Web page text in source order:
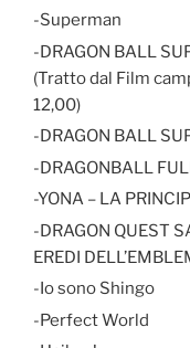
-Superman
-DRAGON BALL
(Tratto dal Film
12,00)
-DRAGON BALL
-DRAGONBALL
-YONA – LA
-DRAGON QUEST
EREDI
-Io sono Shingo
-Perfect World